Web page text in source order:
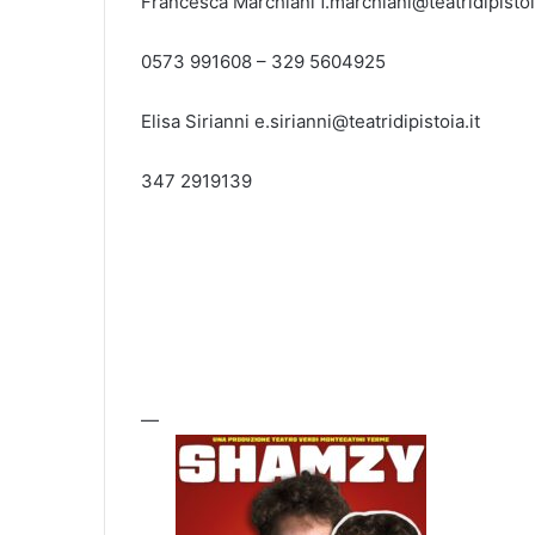
0573 991608 – 329 5604925
Elisa Sirianni e.sirianni@teatridipistoia.it
347 2919139
—